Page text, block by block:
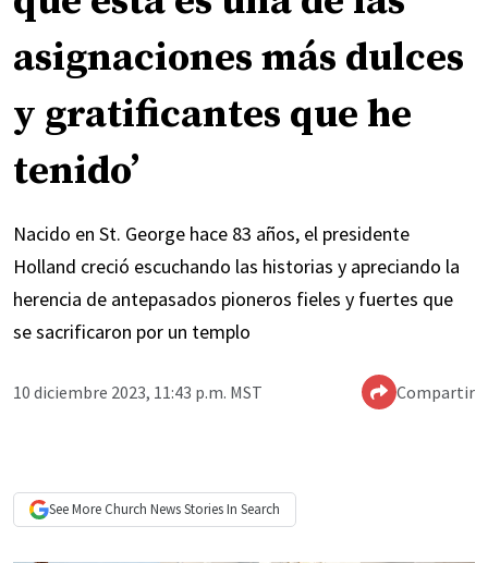
asignaciones más dulces
y gratificantes que he
tenido’
Nacido en St. George hace 83 años, el presidente
Holland creció escuchando las historias y apreciando la
herencia de antepasados pioneros fieles y fuertes que
se sacrificaron por un templo
10 diciembre 2023, 11:43 p.m. MST Compartir
See More Church NewsStories In Search